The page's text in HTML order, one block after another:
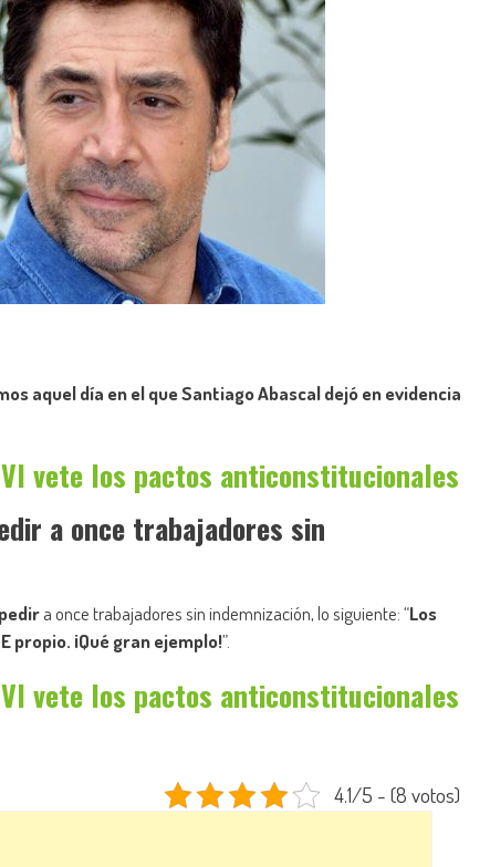
aquel día en el que Santiago Abascal dejó en evidencia
VI vete los pactos anticonstitucionales
a once trabajadores sin
a once trabajadores sin indemnización, lo siguiente: “Los
propio. ¡Qué gran ejemplo!”.
VI vete los pactos anticonstitucionales
4.1/5 - (8 votos)